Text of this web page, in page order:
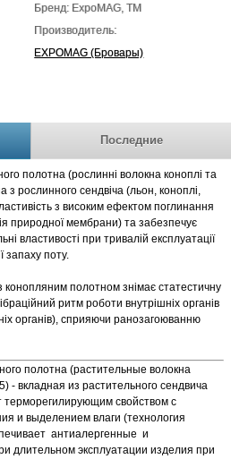
Бренд: ExpoMAG, TM
Производитель:
EXPOMAG (Бровары)
Последние
полотна (рослинні волокна коноплі та
з рослинного сендвіча (льон, коноплі,
з високим ефектом поглинання
природної мембрани) та забезпечує
властивості при тривалій експлуатації
запаху поту.
конопляним полотном знімає статестичну
ритм роботи внутрішніх органів
органів), сприяючи ранозагоюванню
полотна (растительные волокна
- вкладная из растительного сендвича
терморегилирующим свойством с
и выделением влаги (технология
антиалергенные и
длительном эксплуатации изделия при